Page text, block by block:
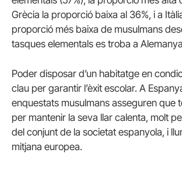
Grècia la proporció baixa al 36%, i a
proporció més baixa de musulmans
tasques elementals es troba a
Poder disposar d’un habitatge en
clau per garantir l’èxit escolar. A
enquestats musulmans asseguren que
per mantenir la seva llar calenta, molt
del conjunt de la societat espanyola, i
mitjana europea.